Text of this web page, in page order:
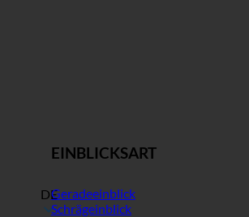
DE
EINBLICKSART
Geradeeinblick
Schrägeinblick